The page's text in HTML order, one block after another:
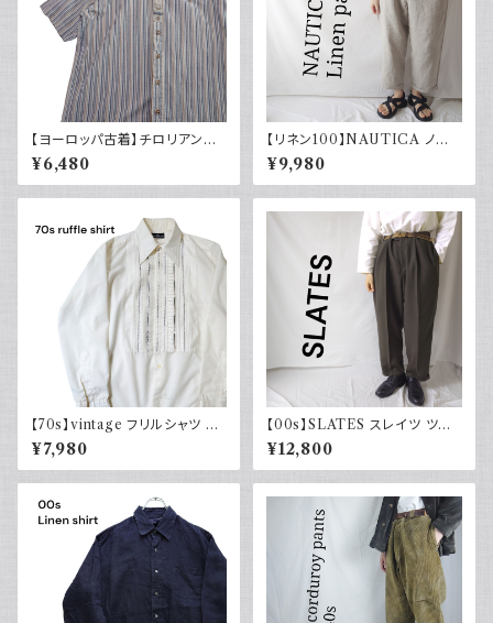
【ヨーロッパ古着】チロリアンシ
ャツ 半袖 古着 ストライプ レト
ロ ユーロ古着 ボックスシルエッ
ト
¥6,480
【リネン100】NAUTICA ノー
ティカ ツータックパンツ スラック
ス 古着 ワイドパンツ
¥9,980
【70s】vintage フリルシャツ ヴ
ィンテージ古着 長袖シャツ ドレ
スシャツ 白 ホワイト系 1970年
代 レトロ
¥7,980
【00s】SLATES スレイツ ツー
タック スラックス リーバイス Le
vi's カーキグリーン 古着
¥12,800